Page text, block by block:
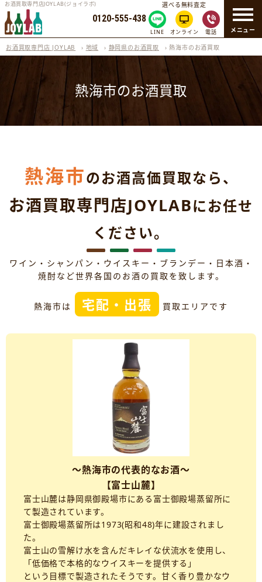
メニュー
お酒買取専門店JOYLAB(ジョイラボ)
0120-555-438
選べる無料査定
LINE オンライン 電話
お酒買取専門店 JOYLAB › 地域 › 静岡県のお酒買取 ›熱海市のお酒買取
熱海市のお酒買取
熱海市のお酒高価買取なら、
お酒買取専門店JOYLABにお任せ
ください。
ワイン・シャンパン・ウイスキー・ブランデー・日本酒・
焼酎など世界各国のお酒の買取を致します。
熱海市は 宅配・出張 買取エリアです
～熱海市の代表的なお酒～
【富士山麓】
富士山麓は静岡県御殿場市にある富士御殿場蒸留所に
て製造されています。
富士御殿場蒸留所は1973(昭和48)年に建設されまし
た。
富士山の雪解け水を含んだキレイな伏流水を使用し、
「低価格で本格的なウイスキーを提供する」
という目標で製造されたそうです。甘く香り豊かなウ